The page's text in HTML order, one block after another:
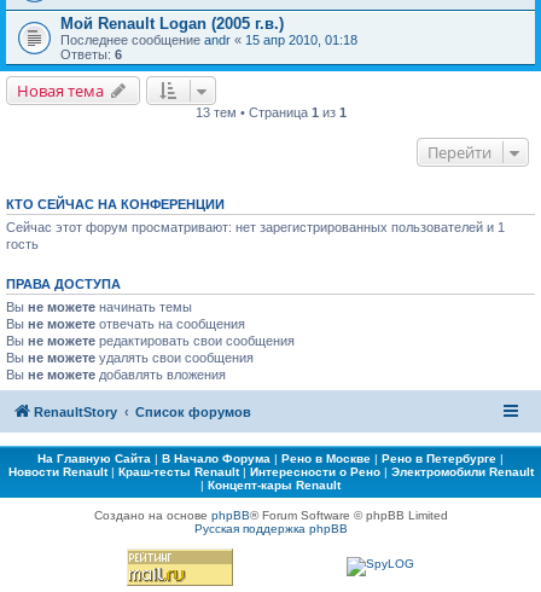
Мой Renault Logan (2005 г.в.)
Последнее сообщение andr « 15 апр 2010, 01:18
Ответы: 6
Новая тема
13 тем • Страница 1 из 1
Перейти
КТО СЕЙЧАС НА КОНФЕРЕНЦИИ
Сейчас этот форум просматривают: нет зарегистрированных пользователей и 1
гость
ПРАВА ДОСТУПА
Вы не можете начинать темы
Вы не можете отвечать на сообщения
Вы не можете редактировать свои сообщения
Вы не можете удалять свои сообщения
Вы не можете добавлять вложения
RenaultStory Список форумов
На Главную Сайта | В Начало Форума | Рено в Москве | Рено в Петербурге |
Новости Renault| Краш-тесты Renault| Интересности о Рено| Электромобили Renault
| Концепт-кары Renault
Создано на основе phpBB® Forum Software © phpBB Limited
Русская поддержка phpBB